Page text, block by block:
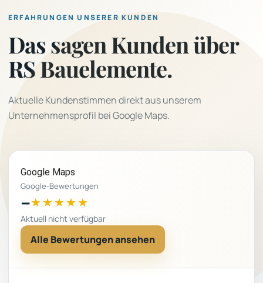
ERFAHRUNGEN UNSERER KUNDEN
Das sagen Kunden über
RS Bauelemente.
Aktuelle Kundenstimmen direkt aus unserem
Unternehmensprofil bei Google Maps.
Google Maps
Google-Bewertungen
–★★★★★
Aktuell nicht verfügbar
Alle Bewertungen ansehen